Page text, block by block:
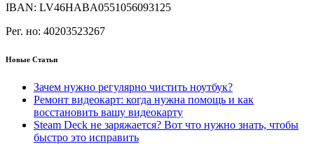
IBAN: LV46HABA0551056093125
Рег. но: 40203523267
Новые Статьи
Зачем нужно регулярно чистить ноутбук?
Ремонт видеокарт: когда нужна помощь и как
восстановить вашу видеокарту
Steam Deck не заряжается? Вот что нужно знать, чтобы
быстро это исправить